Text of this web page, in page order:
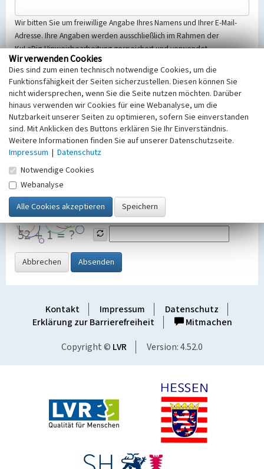
Wir bitten Sie um freiwillige Angabe Ihres Namens und Ihrer E-Mail-
Adresse. Ihre Angaben werden ausschließlich im Rahmen der
KuLaDig-Hinweisbearbeitung gespeichert und verwendet.
Selbstverständlich werden diese entsprechend der Vorschriften des
Telemediengesetzes, des Datenschutzgesetzes NRW und der seit
dem 25.05.2018 gültigen Europäischen Datenschutzgrundverordnung
(EU-DSGVO) vertraulich behandelt, beachten Sie bitte unsere
Hinweise zumDatenschutz
Nachricht
SicherheitsabfrageTragen Sie unten das Rechenergebnis aus der
Grafik ein
Abbrechen Absenden
Kontakt Impressum
Datenschutz
Erklärung zur Barrierefreiheit
Mitmachen
Copyright © LVR Version: 4.52.0
Wir verwenden Cookies
Dies sind zum einen technisch notwendige Cookies, um die
Funktionsfähigkeit der Seiten sicherzustellen. Diesen können Sie
nicht widersprechen, wenn Sie die Seite nutzen möchten. Darüber
hinaus verwenden wir Cookies für eine Webanalyse, um die
Nutzbarkeit unserer Seiten zu optimieren, sofern Sie einverstanden
sind. Mit Anklicken des Buttons erklären Sie Ihr Einverständnis.
Weitere Informationen finden Sie auf unserer Datenschutzseite.
Impressum | Datenschutz
Notwendige Cookies
Webanalyse